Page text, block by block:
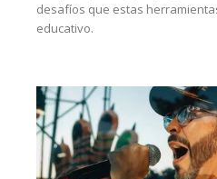
desafíos que estas
educativo.